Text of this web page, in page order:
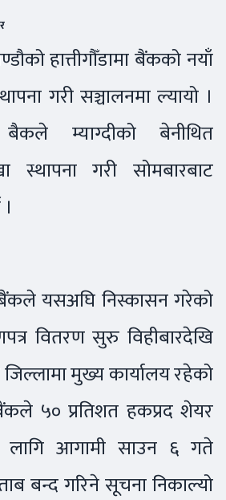
हात्तीगौँडामा बैंकको नयाँ
गरी सञ्चालनमा ल्यायो ।
म्याग्दीको बेनीथित
गरी सोमबारबाट
बैंकले यसअघि निस्कासन गरेको
वितरण सुरु विहीबारदेखि
मुख्य कार्यालय रहेको
५० प्रतिशत हकप्रद शेयर
लागि आगामी साउन ६ गते
बन्द गरिने सूचना निकाल्यो